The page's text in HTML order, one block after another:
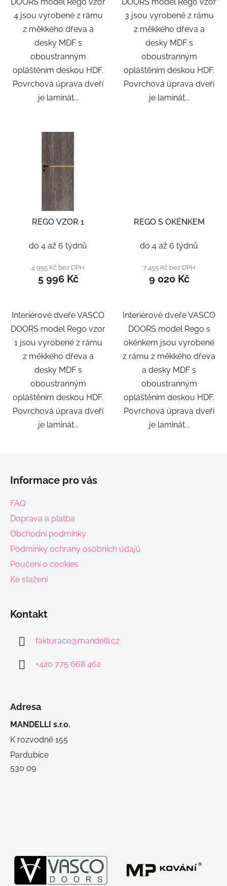
DOORS model Rego vzor
4 jsou vyrobené z rámu
z měkkého dřeva a
desky MDF s
oboustranným
opláštěním deskou HDF.
Povrchová úprava dveří
je laminát...
DOORS model Rego vzor
3 jsou vyrobené z rámu
z měkkého dřeva a
desky MDF s
oboustranným
opláštěním deskou HDF.
Povrchová úprava dveří
je laminát...
REGO VZOR 1
do 4 až 6 týdnů
4 955 Kč bez DPH
5 996 Kč
Interiérové dveře VASCO
DOORS model Rego vzor
1 jsou vyrobené z rámu
z měkkého dřeva a
desky MDF s
oboustranným
opláštěním deskou HDF.
Povrchová úprava dveří
je laminát...
REGO S OKÉNKEM
do 4 až 6 týdnů
7 455 Kč bez DPH
9 020 Kč
Interiérové dveře VASCO
DOORS model Rego s
okénkem jsou vyrobené
z rámu z měkkého dřeva
a desky MDF s
oboustranným
opláštěním deskou HDF.
Povrchová úprava dveří
je laminát...
Informace pro vás
FAQ
Doprava a platba
Obchodní podmínky
Podmínky ochrany osobních údajů
Poučení o cookies
Ke stažení
Kontakt
fakturace@mandelli.cz
+420 775 668 462
Adresa
MANDELLI s.r.o.
K rozvodně 155
Pardubice
530 09